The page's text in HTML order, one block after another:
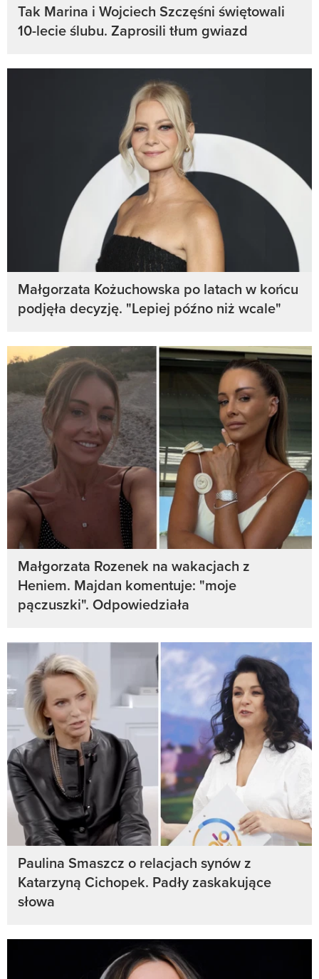
Tak Marina i Wojciech Szczęśni świętowali
10-lecie ślubu. Zaprosili tłum gwiazd
Małgorzata Kożuchowska po latach w końcu
podjęła decyzję. "Lepiej późno niż wcale"
Małgorzata Rozenek na wakacjach z
Heniem. Majdan komentuje: "moje
pączuszki". Odpowiedziała
Paulina Smaszcz o relacjach synów z
Katarzyną Cichopek. Padły zaskakujące
słowa